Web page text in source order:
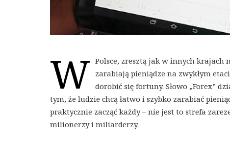
W Polsce, zresztą jak w innych krajach
zarabiają pieniądze na zwykłym
dorobić się fortuny. Słowo „Forex”
tym, że ludzie chcą łatwo i szybko zarabiać
praktycznie zacząć każdy – nie jest to strefa
milionerzy i miliarderzy.